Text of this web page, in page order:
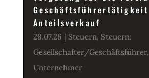
Geschäftsführertätigkeit
Anteilsverkauf
28.07.26 | Steuern, Steuern:
Gesellschafter/Geschäftsführer,
Unternehmer